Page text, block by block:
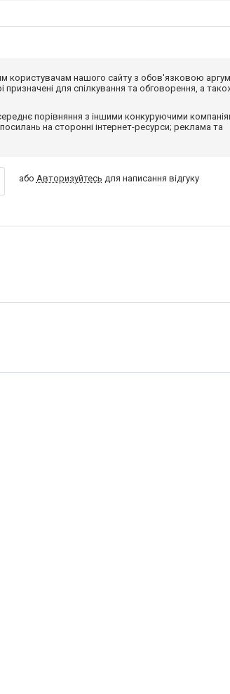
користувачам нашого сайту з обов'язковою
для спілкування та обговорення, а
порівняння з іншими конкуруючими
на сторонні інтернет-ресурси; реклама та
або Авторизуйтесь для написання відгуку